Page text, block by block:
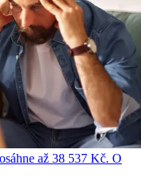
až 38 537 Kč. O